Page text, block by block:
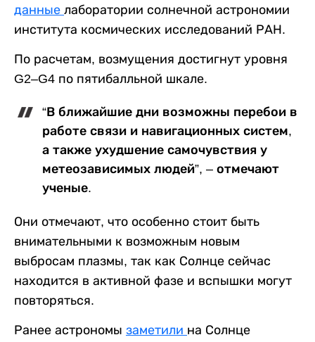
данные лаборатории солнечной астрономии
института космических исследований РАН.
По расчетам, возмущения достигнут уровня
G2–G4 по пятибалльной шкале.
“В ближайшие дни возможны перебои в
работе связи и навигационных систем,
а также ухудшение самочувствия у
метеозависимых людей”, – отмечают
ученые.
Они отмечают, что особенно стоит быть
внимательными к возможным новым
выбросам плазмы, так как Солнце сейчас
находится в активной фазе и вспышки могут
повторяться.
Ранее астрономы заметили на Солнце